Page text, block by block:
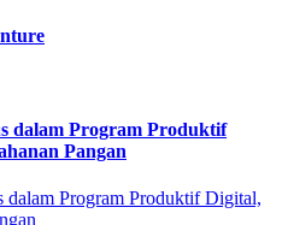
dalam Program Produktif
Pangan